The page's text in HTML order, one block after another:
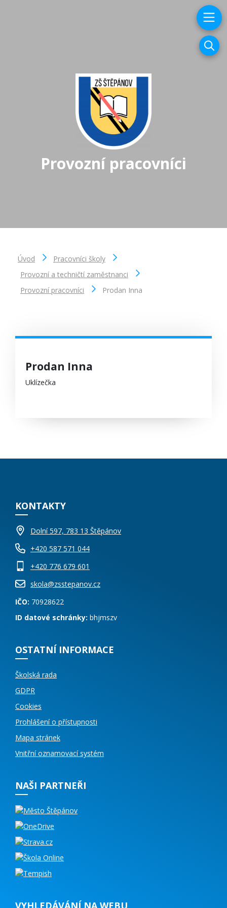
Provozní pracovníci
Úvod
Pracovníci školy
Provozní a techničtí zaměstnanci
Provozní pracovníci
Prodan Inna
Prodan Inna
Uklízečka
KONTAKTY
Dolní 597, 783 13 Štěpánov
+420 587 571 044
+420 776 679 601
skola@zsstepanov.cz
IČO: 70928622
ID datové schránky: bhjmszv
OSTATNÍ INFORMACE
Školská rada
GDPR
Cookies
Prohlášení o přístupnosti
Mapa stránek
Vnitřní oznamovací systém
NAŠI PARTNEŘI
VYHLEDÁVÁNÍ NA WEBU